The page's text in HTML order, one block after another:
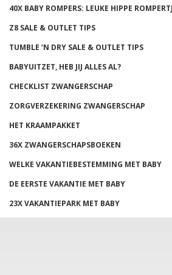
40X BABY ROMPERS: LEUKE HIPPE
Z8 SALE & OUTLET TIPS
TUMBLE ‘N DRY SALE & OUTLET TIPS
BABYUITZET, HEB JIJ ALLES AL?
CHECKLIST ZWANGERSCHAP
ZORGVERZEKERING ZWANGERSCHAP
HET KRAAMPAKKET
36X ZWANGERSCHAPSBOEKEN
WELKE VAKANTIEBESTEMMING MET BABY
DE EERSTE VAKANTIE MET BABY
23X VAKANTIEPARK MET BABY